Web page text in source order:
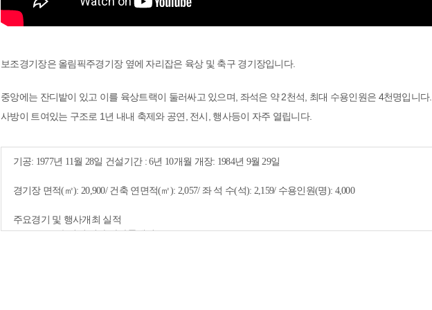
보조경기장은 올림픽주경기장 옆에 자리잡은 육상 및 축구 경기장입니다.
중앙에는 잔디밭이 있고 이를 육상트랙이 둘러싸고 있으며, 좌석은 약 2천석, 최대 수용인원은 4천명입니다.
사방이 트여있는 구조로 1년 내내 축제와 공연, 전시, 행사등이 자주 열립니다.
  -2009~2022 손기정 평화 마라톤대회